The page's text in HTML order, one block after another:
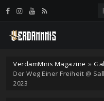
VerdamMnis Magazine »
Der Weg Einer Freiheit @
2023
Panneau de gestion des